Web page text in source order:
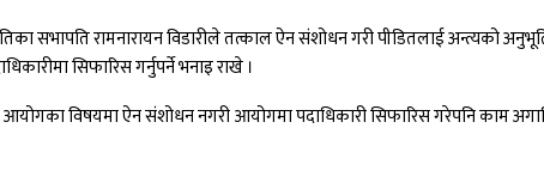
सभापति रामनारायन विडारीले तत्काल ऐन संशोधन गरी पीडितलाई अन्त्यको
सिफारिस गर्नुपर्ने भनाइ राखे ।
विषयमा ऐन संशोधन नगरी आयोगमा पदाधिकारी सिफारिस गरेपनि काम